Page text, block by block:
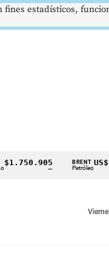
BRENT
Petróleo ▼ 1.12
estadísticos,